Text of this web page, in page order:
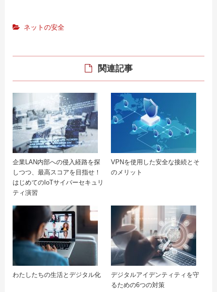
ネットの安全
関連記事
企業LAN内部への侵入経路を探
しつつ、最高スコアを目指せ！
はじめてのIoTサイバーセキュリ
ティ演習
VPNを使用した安全な接続とそ
のメリット
わたしたちの生活とデジタル化
デジタルアイデンティティを守
るための6つの対策